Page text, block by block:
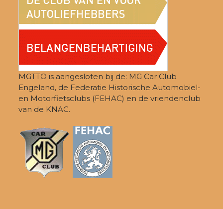
MGTTO is aangesloten bij de: MG Car Club
Engeland, de Federatie Historische Automobiel-
en Motorfietsclubs (FEHAC) en de vriendenclub
van de KNAC.